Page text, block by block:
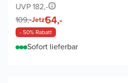
UVP 182,-
109,-Jetzt54,-
- 50% Rabatt
Sofort lieferbar